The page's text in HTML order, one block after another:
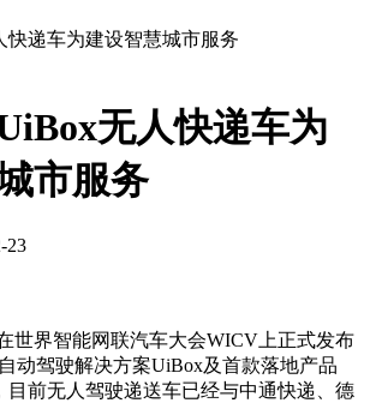
快递车为建设智慧城市服务
无人快递车为
市服务
23
世界智能网联汽车大会WICV上正式发布
动驾驶解决方案UiBox及首款落地产品
目前无人驾驶递送车已经与中通快递、德